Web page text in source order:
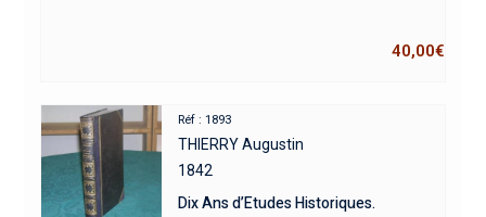
40,00€
Réf : 1893
THIERRY Augustin
1842
Dix Ans d’Etudes Historiques.